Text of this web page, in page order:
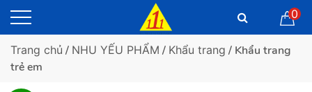
0
Trang chủ / NHU YẾU PHẨM / Khẩu trang / Khẩu trang
trẻ em